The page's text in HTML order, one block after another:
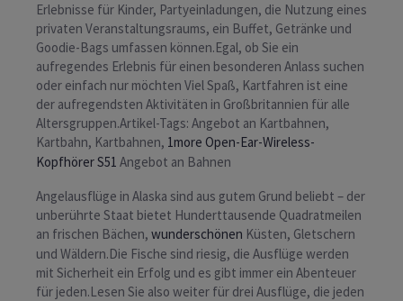
Erlebnisse für Kinder, Partyeinladungen, die Nutzung eines
privaten Veranstaltungsraums, ein Buffet, Getränke und
Goodie-Bags umfassen können.Egal, ob Sie ein
aufregendes Erlebnis für einen besonderen Anlass suchen
oder einfach nur möchten Viel Spaß, Kartfahren ist eine
der aufregendsten Aktivitäten in Großbritannien für alle
Altersgruppen.Artikel-Tags: Angebot an Kartbahnen,
Kartbahn, Kartbahnen, 1more Open-Ear-Wireless-
Kopfhörer S51 Angebot an Bahnen
Angelausflüge in Alaska sind aus gutem Grund beliebt – der
unberührte Staat bietet Hunderttausende Quadratmeilen
an frischen Bächen, wunderschönen Küsten, Gletschern
und Wäldern.Die Fische sind riesig, die Ausflüge werden
mit Sicherheit ein Erfolg und es gibt immer ein Abenteuer
für jeden.Lesen Sie also weiter für drei Ausflüge, die jeden